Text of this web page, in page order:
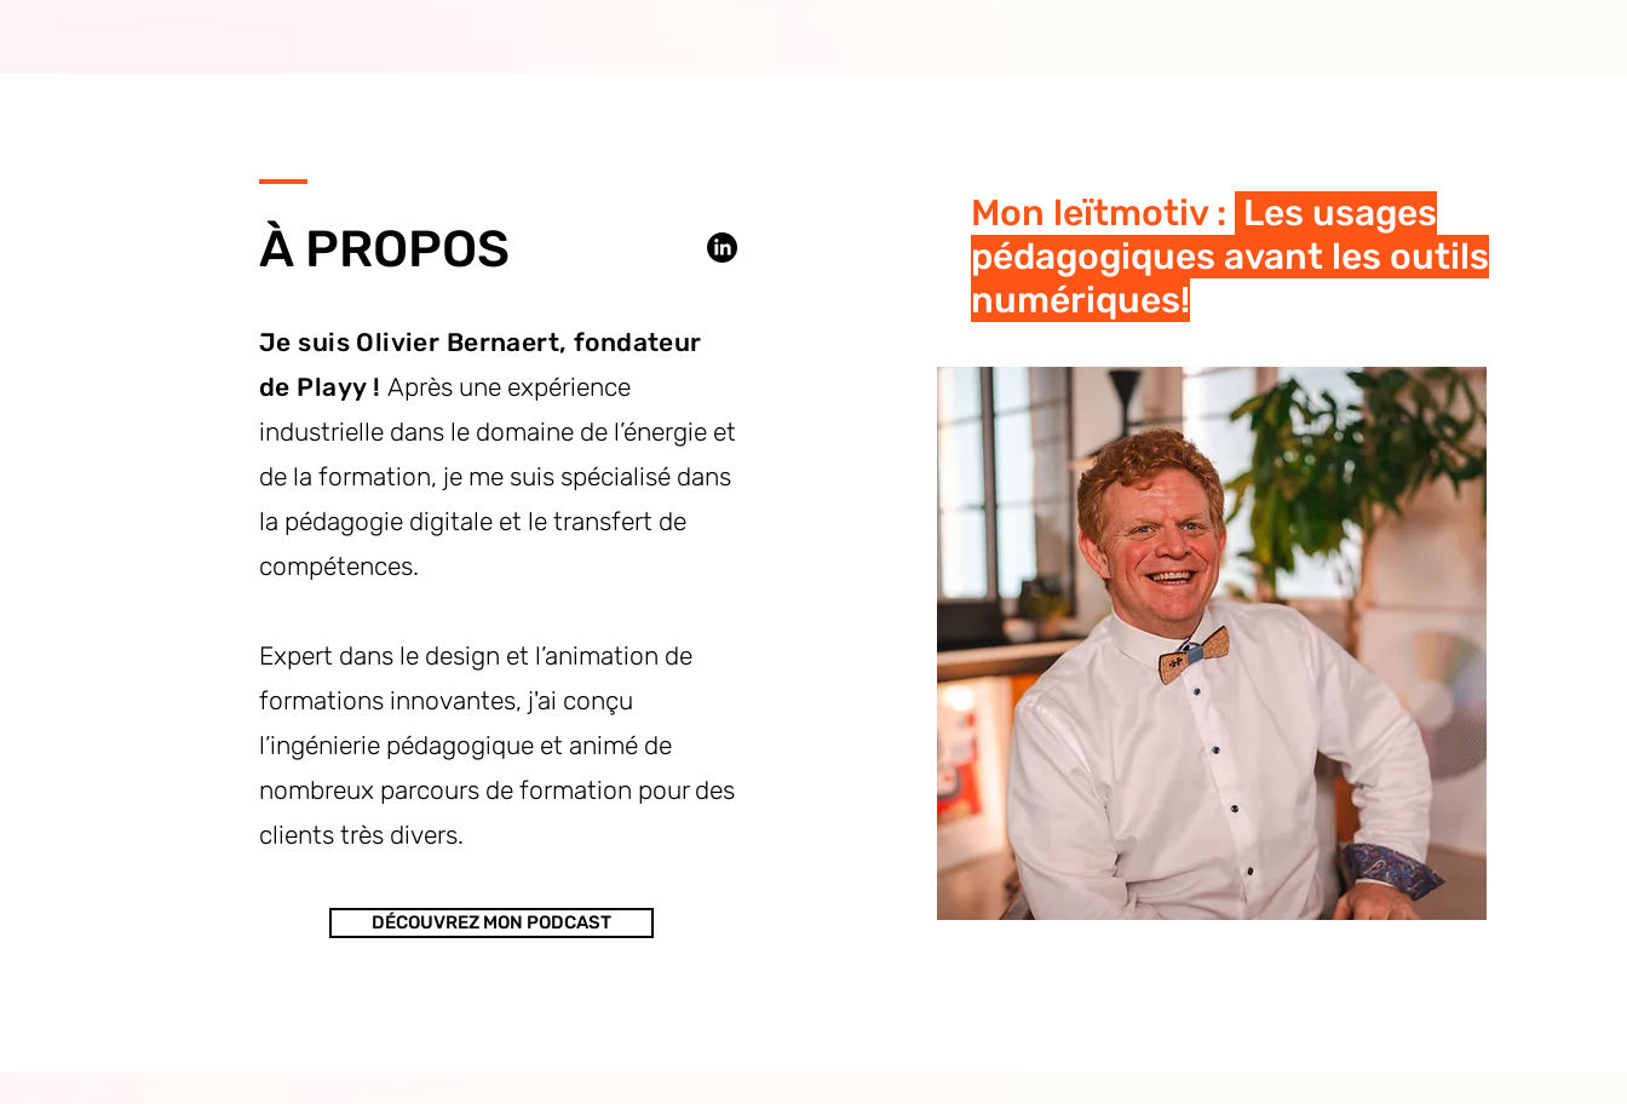
À PROPOS
Je suis Olivier Bernaert, fondateur
de Playy ! Après une expérience
industrielle dans le domaine de l’énergie et
de la formation, je me suis spécialisé dans
la pédagogie digitale et le transfert de
compétences.
Expert dans le design et l’animation de
formations innovantes, j'ai conçu
l’ingénierie pédagogique et animé de
nombreux parcours de formation pour des
clients très divers.
DÉCOUVREZ MON PODCAST
Mon leïtmotiv : Les usages
pédagogiques avant les outils
numériques!